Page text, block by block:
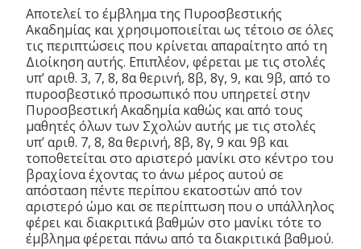
Αποτελεί το έμβλημα της Πυροσβεστικής
Ακαδημίας και χρησιμοποιείται ως τέτοιο σε όλες
τις περιπτώσεις που κρίνεται απαραίτητο από τη
Διοίκηση αυτής. Επιπλέον, φέρεται με τις στολές
υπ’ αριθ. 3, 7, 8, 8α θερινή, 8β, 8γ, 9, και 9β, από το
πυροσβεστικό προσωπικό που υπηρετεί στην
Πυροσβεστική Ακαδημία καθώς και από τους
μαθητές όλων των Σχολών αυτής με τις στολές
υπ’ αριθ. 7, 8, 8α θερινή, 8β, 8γ, 9 και 9β και
τοποθετείται στο αριστερό μανίκι στο κέντρο του
βραχίονα έχοντας το άνω μέρος αυτού σε
απόσταση πέντε περίπου εκατοστών από τον
αριστερό ώμο και σε περίπτωση που ο υπάλληλος
φέρει και διακριτικά βαθμών στο μανίκι τότε το
έμβλημα φέρεται πάνω από τα διακριτικά βαθμού.